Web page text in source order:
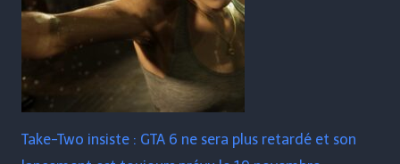
Take-Two insiste : GTA 6 ne sera plus retardé et son